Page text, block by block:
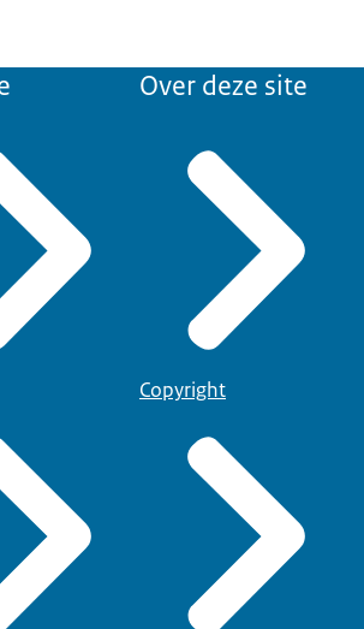
Over deze site
Copyright